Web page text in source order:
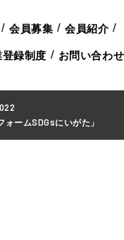
会員募集 会員紹介
録制度 お問い合わせ
ームSDGsにいがた」